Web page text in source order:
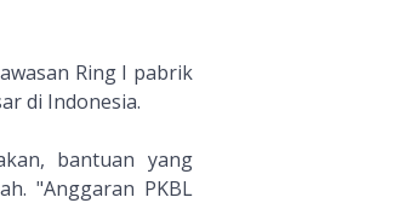
Ring I pabrik
di Indonesia.
bantuan yang
"Anggaran PKBL